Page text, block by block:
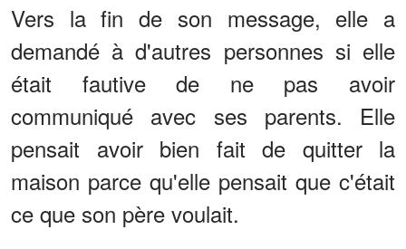
Vers la fin de son message, elle a
demandé à d'autres personnes si elle
était fautive de ne pas avoir
communiqué avec ses parents. Elle
pensait avoir bien fait de quitter la
maison parce qu'elle pensait que c'était
ce que son père voulait.